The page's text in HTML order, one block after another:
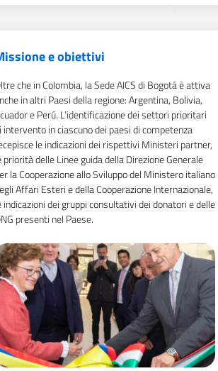
e obiettivi
che in Colombia, la Sede AICS di Bogotá è attiva
in altri Paesi della regione: Argentina, Bolivia,
e Perú. L’identificazione dei settori prioritari
intervento in ciascuno dei paesi di competenza
le indicazioni dei rispettivi Ministeri partner,
priorità delle Linee guida della Direzione Generale
la Cooperazione allo Sviluppo del Ministero italiano
Affari Esteri e della Cooperazione Internazionale,
indicazioni dei gruppi consultativi dei donatori e delle
presenti nel Paese.